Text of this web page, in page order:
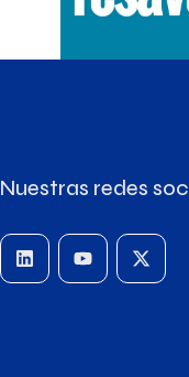
Nuestras redes